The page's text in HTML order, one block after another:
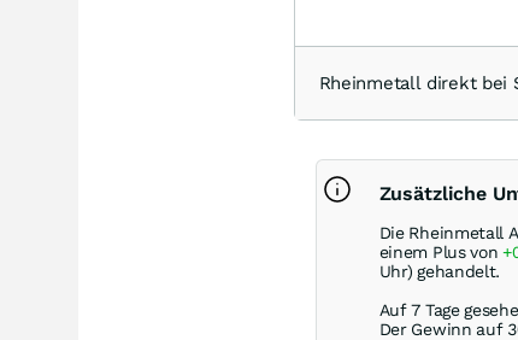
Rheinmetall direkt bei
Zusätzliche
Die Rheinmetall
einem Plus von
Uhr) gehandelt.
Auf 7 Tage
Der Gewinn auf